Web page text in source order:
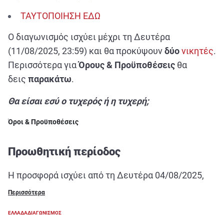
ΤΑΥΤΟΠΟΙΗΣΗ ΕΔΩ
Ο διαγωνισμός ισχύει μέχρι τη Δευτέρα
(11/08/2025, 23:59) και θα προκύψουνδύονικητές.
Περισσότερα γιαΌρους & Προϋποθέσεις θα
δεις παρακάτω.
Θα είσαι εσύ ο τυχερός ή η τυχερή;
Όροι & Προϋποθέσεις
Προωθητική περίοδος
Η προσφορά ισχύει από τη Δευτέρα 04/08/2025,
ώρα 11:00 έως τη Δευτέρα 11/08/2025, ώρα 23:59.
Περιγραφή διαγωνισμού
Περισσότερα
ΕΛΛΑΔΑΔΙΑΓΩΝΙΣΜΟΣ